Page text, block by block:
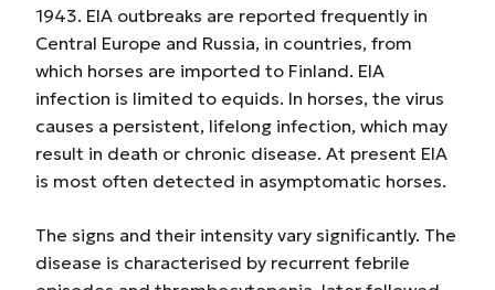
1943. EIA outbreaks are reported frequently in
Central Europe and Russia, in countries, from
which horses are imported to Finland. EIA
infection is limited to equids. In horses, the virus
causes a persistent, lifelong infection, which may
result in death or chronic disease. At present EIA
is most often detected in asymptomatic horses.
The signs and their intensity vary significantly. The
disease is characterised by recurrent febrile